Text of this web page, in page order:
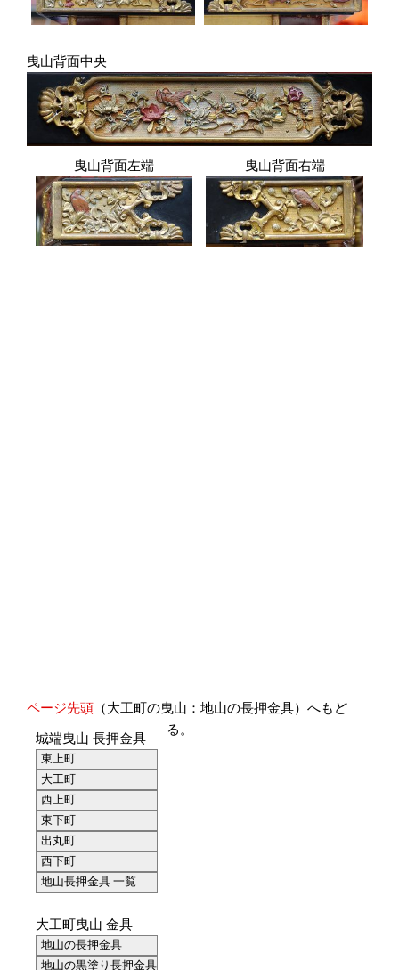
曳山背面中央
曳山背面左端 曳山背面右端
ページ先頭 （大工町の曳山：地山の長押金具）へもど
る。
城端曳山 長押金具
東上町
大工町
西上町
東下町
出丸町
西下町
地山長押金具 一覧
大工町曳山 金具
地山の長押金具
地山の黒塗り長押金具